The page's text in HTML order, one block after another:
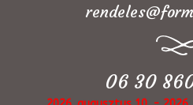
06 30